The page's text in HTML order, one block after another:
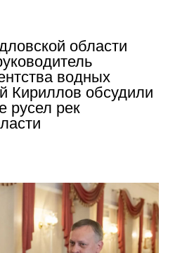
области
водных
Кириллов обсудили
русел рек